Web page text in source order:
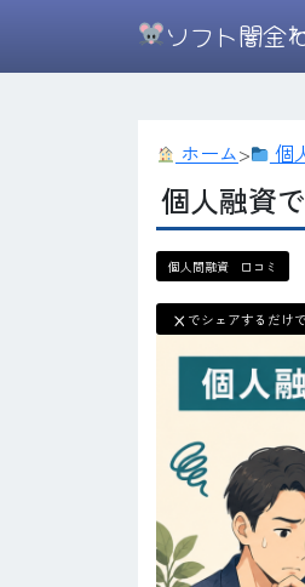
ソフト闇金
ホーム> 個
個人融資
個人間融資 口コミ
X でシェアするだけ